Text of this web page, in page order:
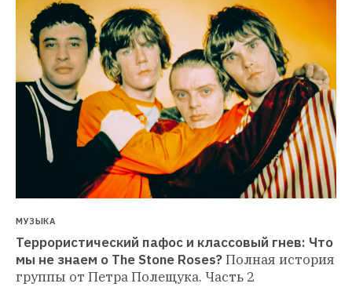
МУЗЫКА
Террористический пафос и классовый гнев: Что
мы не знаем о The Stone Roses?Полная история
группы от Петра Полещука. Часть 2